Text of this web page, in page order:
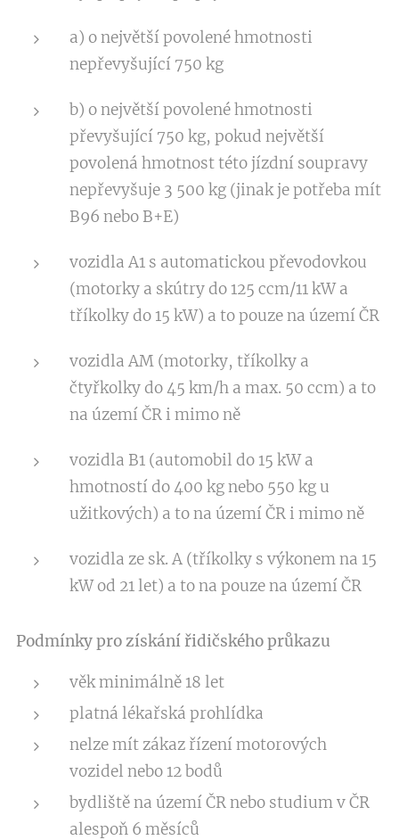
a) o největší povolené hmotnosti
nepřevyšující 750 kg
b) o největší povolené hmotnosti
převyšující 750 kg, pokud největší
povolená hmotnost této jízdní soupravy
nepřevyšuje 3 500 kg (jinak je potřeba mít
B96 nebo B+E)
vozidla A1 s automatickou převodovkou
(motorky a skútry do 125 ccm/11 kW a
tříkolky do 15 kW) a to pouze na území ČR
vozidla AM (motorky, tříkolky a
čtyřkolky do 45 km/h a max. 50 ccm) a to
na území ČR i mimo ně
vozidla B1 (automobil do 15 kW a
hmotností do 400 kg nebo 550 kg u
užitkových) a to na území ČR i mimo ně
vozidla ze sk. A (tříkolky s výkonem na 15
kW od 21 let) a to na pouze na území ČR
Podmínky pro získání řidičského průkazu
věk minimálně 18 let
platná lékařská prohlídka
nelze mít zákaz řízení motorových
vozidel nebo 12 bodů
bydliště na území ČR nebo studium v ČR
alespoň 6 měsíců